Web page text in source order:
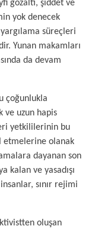
gözaltı, şiddet ve
yok denecek
süreçleri
Yunan makamları
da devam
çoğunlukla
ve uzun hapis
yetkililerinin bu
etmelerine olanak
dayanan son
kalan ve yasadışı
sınır rejimi
oluşan